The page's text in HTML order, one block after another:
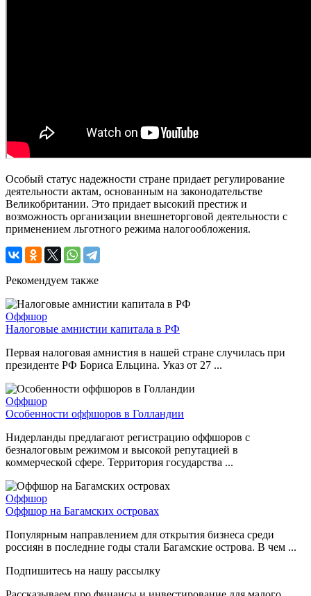
Особый статус надежности стране придает регулирование
деятельности актам, основанным на законодательстве
Великобритании. Это придает высокий престиж и
возможность организации внешнеторговой деятельности с
применением льготного режима налогообложения.
Рекомендуем также
Оффшор
Налоговые амнистии капитала в РФ
Первая налоговая амнистия в нашей стране случилась при
президенте РФ Бориса Ельцина. Указ от 27 ...
Оффшор
Особенности оффшоров в Голландии
Нидерланды предлагают регистрацию оффшоров с
безналоговым режимом и высокой репутацией в
коммерческой сфере. Территория государства ...
Оффшор
Оффшор на Багамских островах
Популярным направлением для открытия бизнеса среди
россиян в последние годы стали Багамские острова. В чем ...
Подпишитесь на нашу рассылку